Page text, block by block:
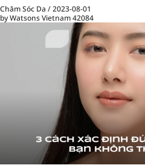
Chăm Sóc Da /2023-08-01
by Watsons Vietnam42084